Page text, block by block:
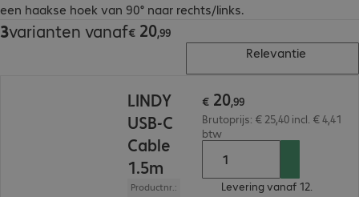
een haakse hoek van 90° naar rechts/links.
3varianten vanaf€ 20,99
€ 20,99
Relevantie
LINDY
USB-C
Cable
1.5m
Productnr.:
€ 20,99
Brutoprijs: € 25,40 incl. € 4,41
btw
Levering vanaf 12.